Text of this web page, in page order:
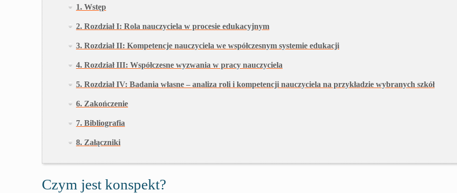
1. Wstęp
2. Rozdział I: Rola nauczyciela w procesie edukacyjnym
3. Rozdział II: Kompetencje nauczyciela we współczesnym systemie edukacji
4. Rozdział III: Współczesne wyzwania w pracy nauczyciela
5. Rozdział IV: Badania własne – analiza roli i kompetencji nauczyciela na przykładzie wybranych szkół
6. Zakończenie
7. Bibliografia
8. Załączniki
Czym jest konspekt?